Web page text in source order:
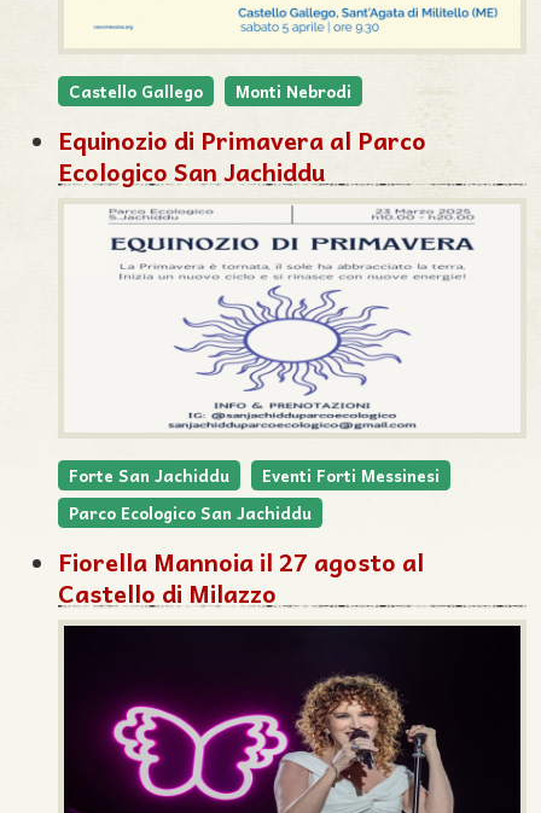
Castello Gallego Monti Nebrodi
Equinozio di Primavera al Parco
Ecologico San Jachiddu
Forte San Jachiddu
Eventi Forti Messinesi
Parco Ecologico San Jachiddu
Fiorella Mannoia il 27 agosto al
Castello di Milazzo